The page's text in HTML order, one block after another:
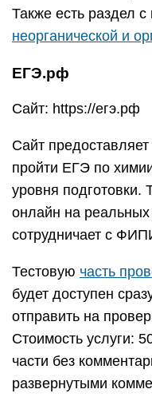
Также есть раздел
неорганической и
ЕГЭ.рф
Сайт: https://егэ.рф
Сайт
пройти ЕГЭ по
уровня подготовки.
онлайн на
сотрудничает с
Тестовую часть
будет доступен
отправить на
Стоимость услуги:
части без
развернутыми